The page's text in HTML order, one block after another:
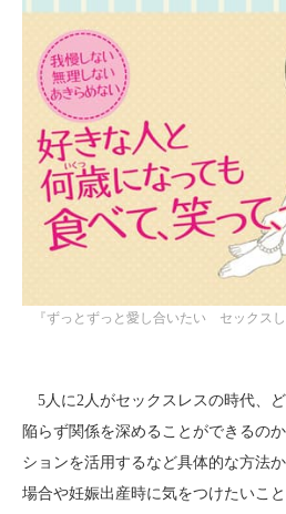
『ずっとずっと愛し合いたい セックス
5人に2人がセックスレスの時代、
陥らず関係を深めることができるの
ションを活用するなど具体的な方法
場合や妊娠出産時に気をつけたいこ